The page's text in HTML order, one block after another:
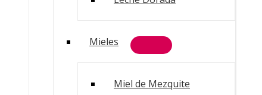
Mieles
Miel de Mezquite